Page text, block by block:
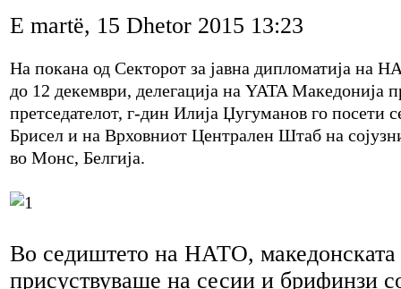
E martë, 15 Dhetor 2015 13:23
На покана од Секторот за јавна дипломатија на
до 12 декември, делегација на YATA Македонија
претседателот, г-дин Илија Џугуманов го
Брисел и на Врховниот Централен Штаб на
во Монс, Белгија.
Во седиштето на НАТО, македонската
присуствуваше на сесии и брифинзи